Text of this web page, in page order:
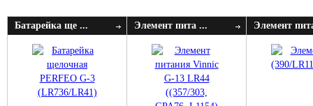
Батарейка ще ... Элемент пита ... Элемент